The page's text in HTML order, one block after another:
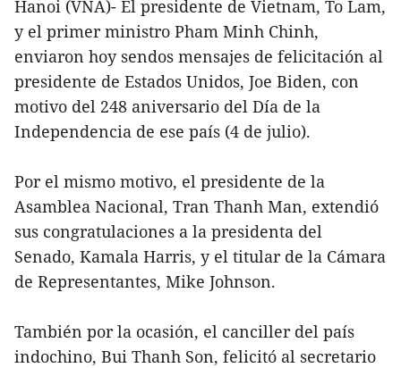
Hanoi (VNA)- El presidente de Vietnam, To Lam,
y el primer ministro Pham Minh Chinh,
enviaron hoy sendos mensajes de felicitación al
presidente de Estados Unidos, Joe Biden, con
motivo del 248 aniversario del Día de la
Independencia de ese país (4 de julio).
Por el mismo motivo, el presidente de la
Asamblea Nacional, Tran Thanh Man, extendió
sus congratulaciones a la presidenta del
Senado, Kamala Harris, y el titular de la Cámara
de Representantes, Mike Johnson.
También por la ocasión, el canciller del país
indochino, Bui Thanh Son, felicitó al secretario